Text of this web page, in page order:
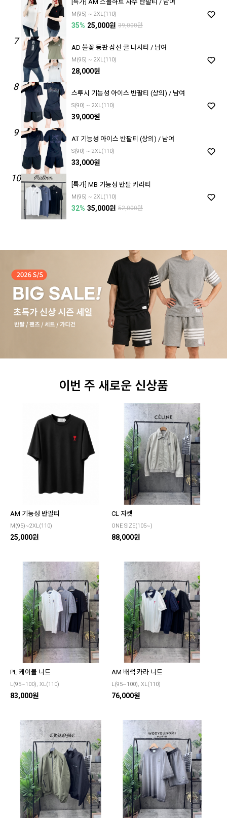
[특가] AM 스몰하트 자수 반팔티 / 남여
M(95) ~ 2XL(110)
35% 25,000원 39,000원
7
AD 불꽃 등판 삼선 쿨 나시티 / 남여
M(95) ~ 2XL(110)
28,000원
8
스투시 기능성 아이스 반팔티 (상의) / 남여
S(90) ~ 2XL(110)
39,000원
9
AT 기능성 아이스 반팔티 (상의) / 남여
S(90) ~ 2XL(110)
33,000원
10
[특가] MB 기능성 반팔 카라티
M(95) ~ 2XL(110)
32% 35,000원 52,000원
이번 주 새로운 신상품
AM 기능성 반팔티
M(95)~2XL(110)
25,000원
CL 자켓
ONE SIZE(105~)
88,000원
PL 케이블 니트
L(95~100), XL(110)
83,000원
AM 배색 카라 니트
L(95~100), XL(110)
76,000원